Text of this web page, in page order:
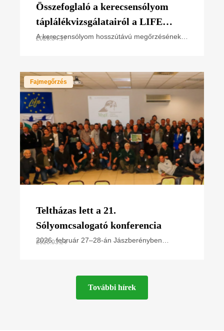
Összefoglaló a kerecsensólyom
táplálékvizsgálatairól a LIFE
SakerRoads projekt 2025. évi
A kerecsensólyom hosszútávú megőrzésének
2026.04.17
Fajmegőrzés
Teltházas lett a 21.
Sólyomcsalogató konferencia
2026. február 27–28-án Jászberényben
2026.03.24
További hírek